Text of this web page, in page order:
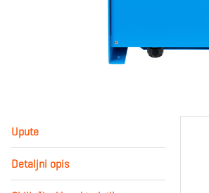
Upute
Detaljni opis